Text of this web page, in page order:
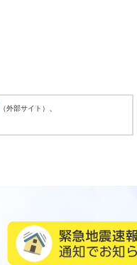
（外部サイト） 、